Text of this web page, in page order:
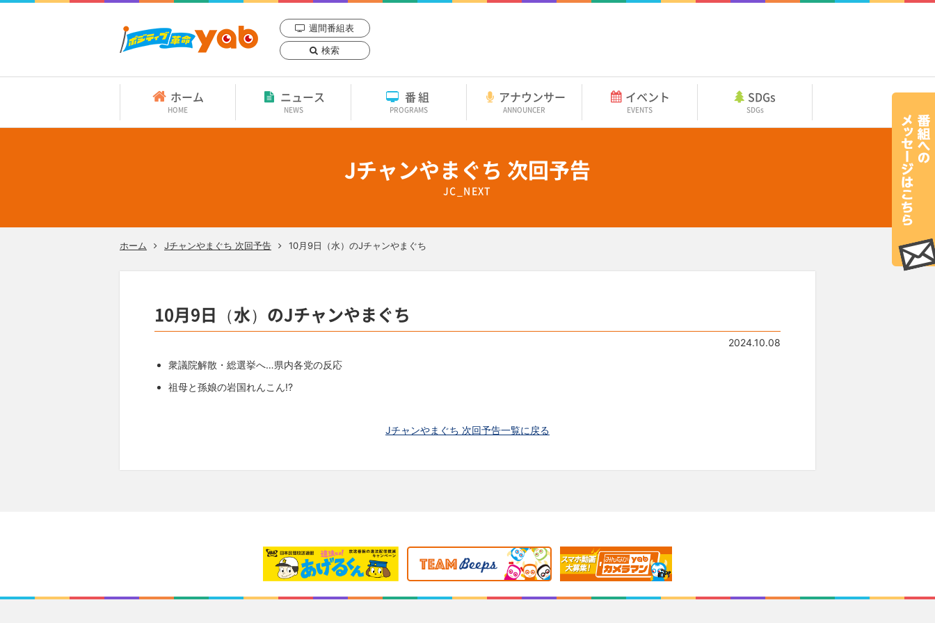
週間番組表
検索
ホーム
HOME
ニュース
NEWS
番組
PROGRAMS
アナウンサー
ANNOUNCER
イベント
EVENTS
SDGs
SDGs
Jチャンやまぐち 次回予告
JC_NEXT
ホーム Jチャンやまぐち 次回予告 10月9日（水）のJチャンやまぐち
10月9日（水）のJチャンやまぐち
2024.10.08
衆議院解散・総選挙へ…県内各党の反応
祖母と孫娘の岩国れんこん!?
Jチャンやまぐち 次回予告一覧に戻る